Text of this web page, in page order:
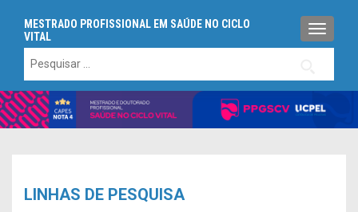
MESTRADO PROFISSIONAL EM SAÚDE NO CICLO
VITAL
por:
LINHAS DE PESQUISA